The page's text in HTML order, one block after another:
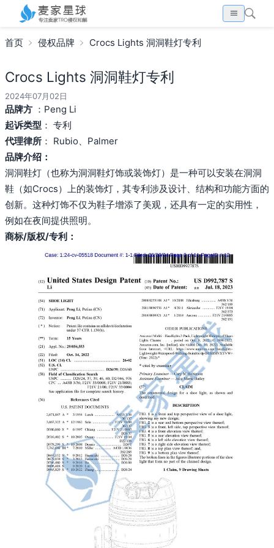
首页 侵权品牌 Crocs Lights 洞洞鞋灯专利
Crocs Lights 洞洞鞋灯专利
2024年07月02日
品牌方：Peng Li
起诉类型 ： 专利
代理律所： Rubio、Palmer
品牌介绍：
洞洞鞋灯（也称为洞洞鞋灯饰或装饰灯）是一种可以安装在洞洞
鞋（如Crocs）上的装饰灯，其专利涉及设计、结构和功能方面的
创新。这种灯饰不仅为鞋子增添了美观，还具有一定的实用性，
例如在夜间提供照明。
商标/版权/专利：